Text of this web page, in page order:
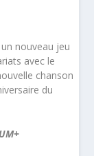
nouveau jeu
avec le
chanson
du